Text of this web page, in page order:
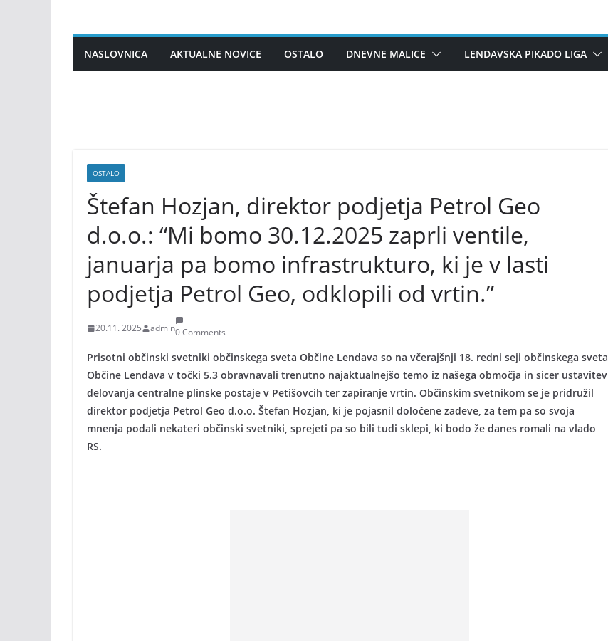
contentNASLOVNICA AKTUALNE NOVICE OSTALO DNEVNE MALICE LENDAVSKA PIKADO LIGA
OSTALO
Štefan Hozjan, direktor podjetja Petrol Geo
d.o.o.: “Mi bomo 30.12.2025 zaprli ventile,
januarja pa bomo infrastrukturo, ki je v lasti
podjetja Petrol Geo, odklopili od vrtin.”
20.11. 2025 admin0 Comments
Prisotni občinski svetniki občinskega sveta Občine Lendava so na včerajšnji 18. redni seji občinskega sveta
Občine Lendava v točki 5.3 obravnavali trenutno najaktualnejšo temo iz našega območja in sicer ustavitev
delovanja centralne plinske postaje v Petišovcih ter zapiranje vrtin. Občinskim svetnikom se je pridružil
direktor podjetja Petrol Geo d.o.o. Štefan Hozjan, ki je pojasnil določene zadeve, za tem pa so svoja
mnenja podali nekateri občinski svetniki, sprejeti pa so bili tudi sklepi, ki bodo že danes romali na vlado
RS.